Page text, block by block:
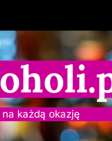
każdą okazję